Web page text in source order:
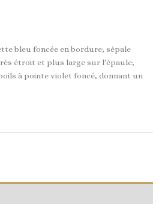
bleu foncée en bordure; sépale
étroit et plus large sur l’épaule;
à pointe violet foncé, donnant un